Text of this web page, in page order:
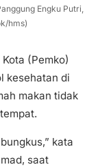
Engku Putri,
hms)
(Pemko)
kesehatan di
makan tidak
kata
saat